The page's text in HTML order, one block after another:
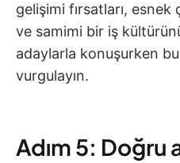
gelişimi fırsatları, esnek
ve samimi bir iş
adaylarla konuşurken
vurgulayın.
Adım 5: Doğru